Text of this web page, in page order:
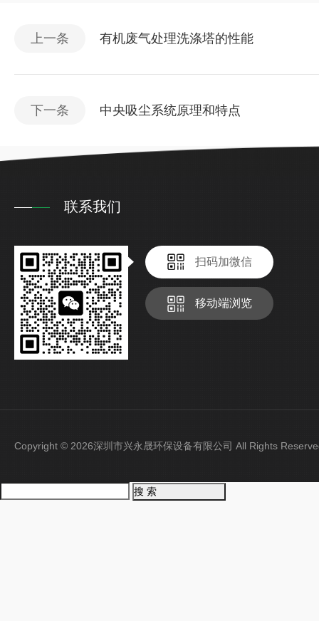
上一条 有机废气处理洗涤塔的性能
下一条 中央吸尘系统原理和特点
联系我们
扫码加微信
移动端浏览
Copyright © 2026深圳市兴永晟环保设备有限公司 All Rights